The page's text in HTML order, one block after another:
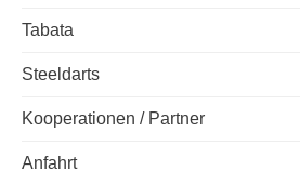
Tabata
Steeldarts
Kooperationen / Partner
Anfahrt